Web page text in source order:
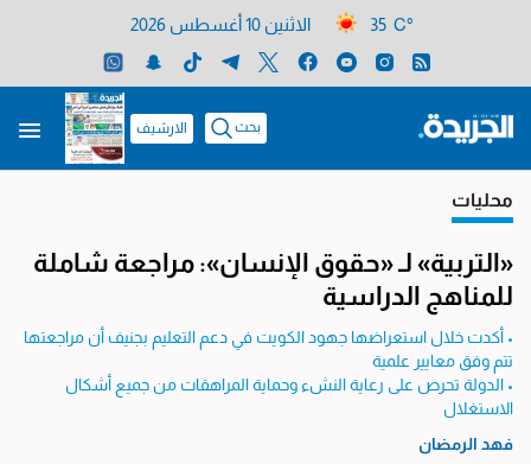
35 C° الاثنين 10 أغسطس 2026
بحث الارشيف
محليات
«التربية» لـ «حقوق الإنسان»: مراجعة شاملة
للمناهج الدراسية
• أكدت خلال استعراضها جهود الكويت في دعم التعليم بجنيف أن مراجعتها
تتم وفق معايير علمية
• الدولة تحرص على رعاية النشء وحماية المراهقات من جميع أشكال
الاستغلال
فهد الرمضان